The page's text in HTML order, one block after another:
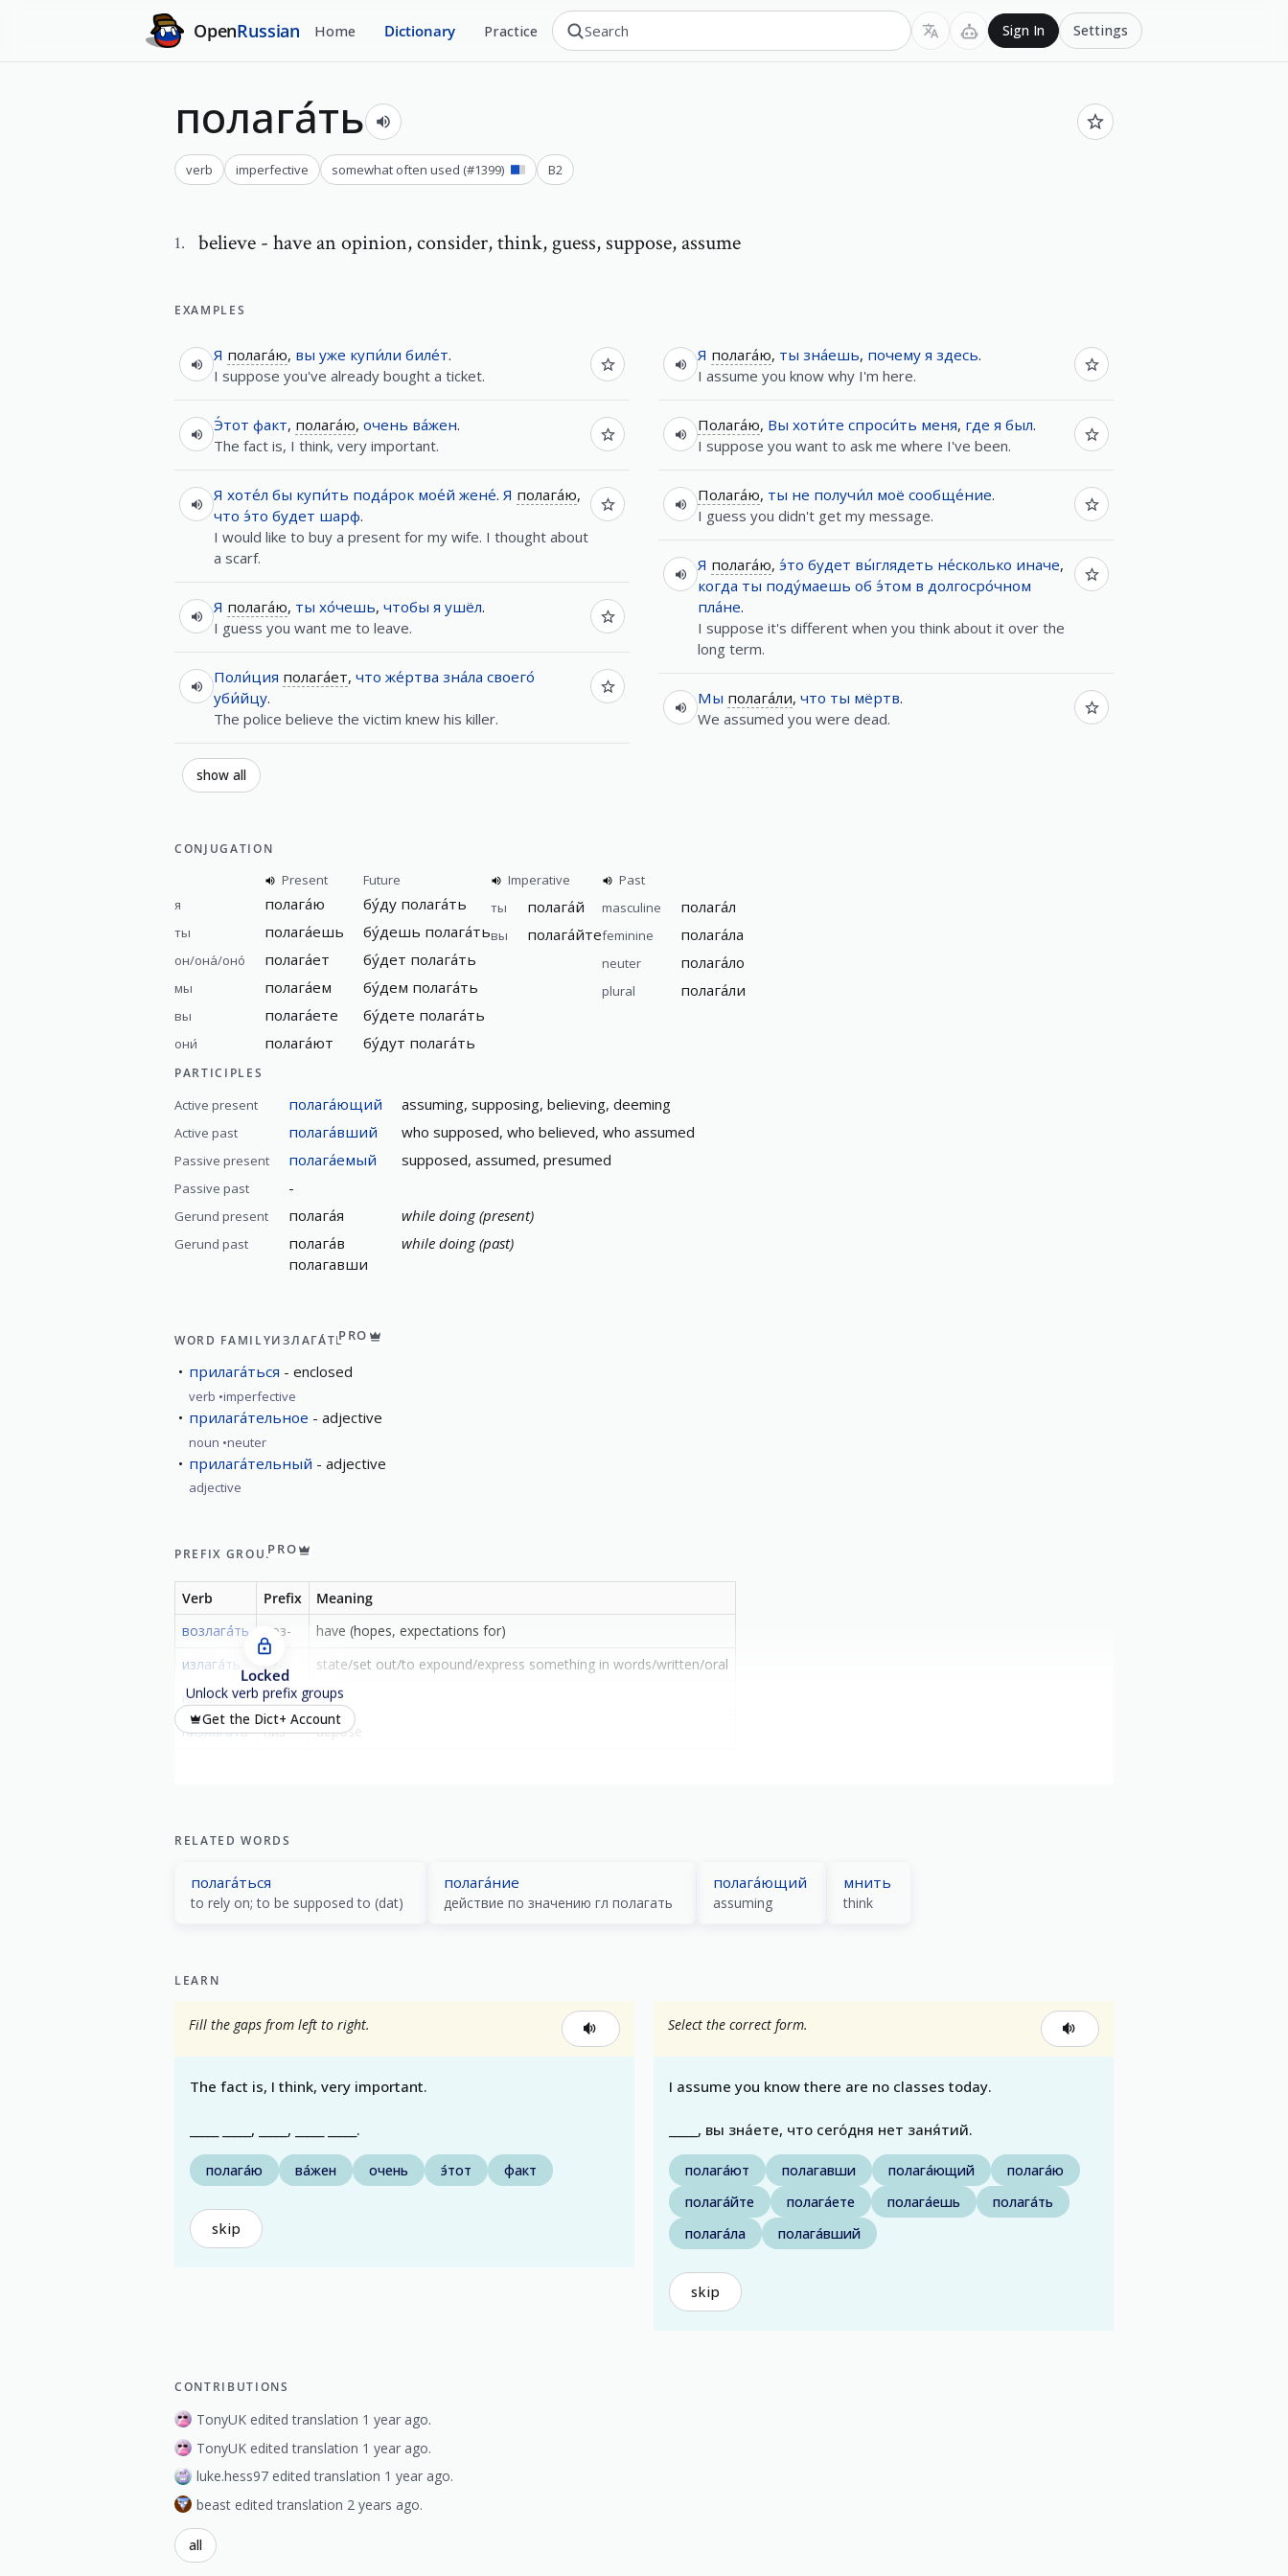
OpenRussian Home Dictionary Practice Sign In Settings
полага́ть
verb imperfective somewhat often used (#1399) B2
1. believe - have an opinion,consider, think, guess, suppose, assume
EXAMPLES
Я полага́ю, вы уже купи́ли биле́т.
I suppose you've already bought a ticket.
Э́тот факт, полага́ю, очень ва́жен.
The fact is, I think, very important.
Я хоте́л бы купи́ть пода́рок мое́й жене́. Я полага́ю,
что э́то будет шарф.
I would like to buy a present for my wife. I thought about
a scarf.
Я полага́ю, ты хо́чешь, чтобы я ушёл.
I guess you want me to leave.
Поли́ция полага́ет, что же́ртва зна́ла своего́
уби́йцу.
The police believe the victim knew his killer.
Я полага́ю, ты зна́ешь, почему я здесь.
I assume you know why I'm here.
Полага́ю, Вы хоти́те спроси́ть меня, где я был.
I suppose you want to ask me where I've been.
Полага́ю, ты не получи́л моё сообще́ние.
I guess you didn't get my message.
Я полага́ю, э́то будет вы́глядеть не́сколько иначе,
когда ты поду́маешь об э́том в долгосро́чном
пла́не.
I suppose it's different when you think about it over the
long term.
Мы полага́ли, что ты мёртв.
We assumed you were dead.
show all
CONJUGATION
Present
Future
я
полага́ю бу́ду полага́ть
ты полага́ешь бу́дешь полага́ть
он/она́/оно́ полага́ет бу́дет полага́ть
мы полага́ем бу́дем полага́ть
вы полага́ете бу́дете полага́ть
они́ полага́ют бу́дут полага́ть
Imperative
ты
полага́й
вы полага́йте
Past
masculine
полага́л
feminine полага́ла
neuter полага́ло
plural полага́ли
PARTICIPLES
Active present полага́ющий assuming, supposing, believing, deeming
Active past полага́вший who supposed, who believed, who assumed
Passive present полага́емый supposed, assumed, presumed
Passive past -
Gerund present полага́я while doing (present)
Gerund past
полага́в
полагавши
while doing (past)
WORD FAMILYИЗЛАГА́ТЬPRO
прилага́ться enclosed
verb imperfective
прилага́тельное adjective
noun neuter
прилага́тельный adjective
adjective
PREFIX GROUPPRO
Verb Prefix
Meaning
возлага́ть
воз-
have (hopes, expectations for)
излага́ть
из-
state/set out/to expound/express something in words/written/oral
налага́ть
на-
lay
низлага́ть
низ- depose
Locked
Unlock verb prefix groups
Get the Dict+ Account
RELATED WORDS
полага́ться
to rely on; to be supposed to (dat)
полага́ние
действие по значению гл полагать
полага́ющий
assuming
мнить
think
LEARN
Fill the gaps from left to right.
The fact is, I think, very important.
_____ _____, _____, _____ _____.
полага́ю ва́жен очень э́тот факт
skip
Select the correct form.
I assume you know there are no classes today.
_____, вы зна́ете, что сего́дня нет заня́тий.
полага́ют полагавши полага́ющий
полага́ю
полага́йте
полага́ете полага́ешь
полага́ть
полага́ла
полага́вший
skip
CONTRIBUTIONS
TonyUK edited translation 1 year ago.
TonyUK edited translation 1 year ago.
luke.hess97 edited translation 1 year ago.
beast edited translation 2 years ago.
all